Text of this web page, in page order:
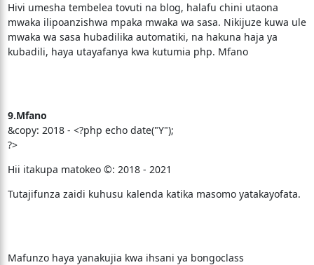
Hivi umesha tembelea tovuti na blog, halafu chini utaona
mwaka ilipoanzishwa mpaka mwaka wa sasa. Nikijuze kuwa ule
mwaka wa sasa hubadilika automatiki, na hakuna haja ya
kubadili, haya utayafanya kwa kutumia php. Mfano
9.Mfano
&copy: 2018 - <?php echo date("Y");
?>
Hii itakupa matokeo ©: 2018 - 2021
Tutajifunza zaidi kuhusu kalenda katika masomo yatakayofata.
Mafunzo haya yanakujia kwa ihsani ya bongoclass